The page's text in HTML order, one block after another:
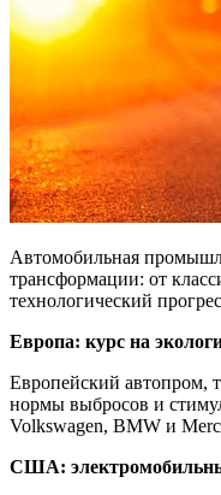
Автомобильная
трансформации: от
технологический
Европа: курс на
Европейский автопром,
нормы выбросов и
Volkswagen, BMW и
США: